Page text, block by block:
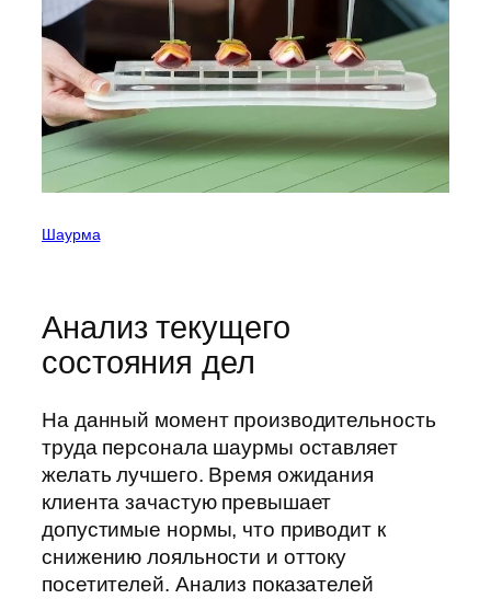
Шаурма
Анализ текущего
состояния дел
На данный момент производительность
труда персонала шаурмы оставляет
желать лучшего. Время ожидания
клиента зачастую превышает
допустимые нормы, что приводит к
снижению лояльности и оттоку
посетителей. Анализ показателей